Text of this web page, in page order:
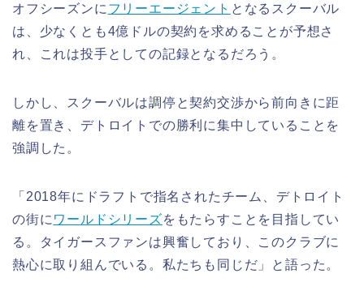
オフシーズンに フリーエージェント となるスクーバル
は、少なくとも4億ドルの契約を求めることが予想さ
れ、これは投手としての記録となるだろう。
しかし、スクーバルは調停と契約交渉から前向きに距
離を置き、デトロイトでの勝利に集中していることを
強調した。
「2018年にドラフトで指名されたチーム、デトロイト
の街に ワールドシリーズをもたらすことを目指してい
る。タイガースファンは興奮しており、このクラブに
熱心に取り組んでいる。私たちも同じだ」と語った。